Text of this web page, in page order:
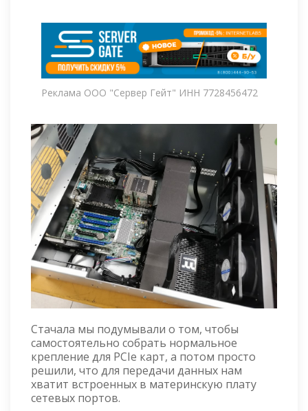
Реклама ООО "Сервер Гейт" ИНН 7728456472
Стачала мы подумывали о том, чтобы
самостоятельно собрать нормальное
крепление для PCIe карт, а потом просто
решили, что для передачи данных нам
хватит встроенных в материнскую плату
сетевых портов.